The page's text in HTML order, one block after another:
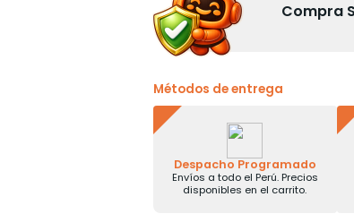
Compra
Métodos de entrega
Despacho Programado
Envíos a todo el Perú. Precios
disponibles en el carrito.